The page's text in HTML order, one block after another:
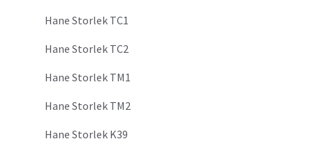
Hane Storlek TC1
Hane Storlek TC2
Hane Storlek TM1
Hane Storlek TM2
Hane Storlek K39